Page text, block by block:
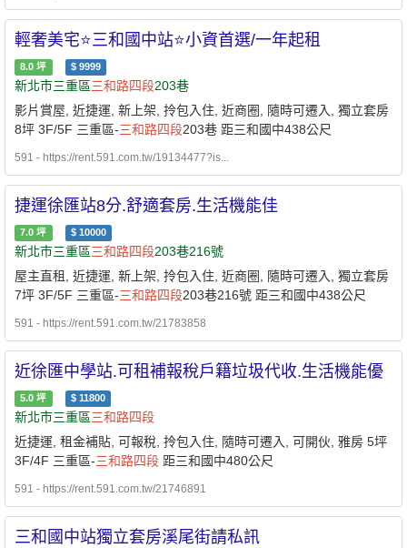
輕奢美宅⭐三和國中站⭐小資首選/一年起租
8.0 坪 $ 9999
新北市三重區三和路四段203巷
影片賞屋, 近捷運, 新上架, 拎包入住, 近商圈, 隨時可遷入, 獨立套房
8坪 3F/5F 三重區-三和路四段203巷 距三和國中438公尺
591 - https://rent.591.com.tw/19134477?is...
捷運徐匯站8分.舒適套房.生活機能佳
7.0 坪 $ 10000
新北市三重區三和路四段203巷216號
屋主直租, 近捷運, 新上架, 拎包入住, 近商圈, 隨時可遷入, 獨立套房
7坪 3F/5F 三重區-三和路四段203巷216號 距三和國中438公尺
591 - https://rent.591.com.tw/21783858
近徐匯中學站.可租補報稅戶籍垃圾代收.生活機能優
5.0 坪 $ 11800
新北市三重區三和路四段
近捷運, 租金補貼, 可報稅, 拎包入住, 隨時可遷入, 可開伙, 雅房 5坪
3F/4F 三重區-三和路四段 距三和國中480公尺
591 - https://rent.591.com.tw/21746891
三和國中站獨立套房溪尾街請私訊